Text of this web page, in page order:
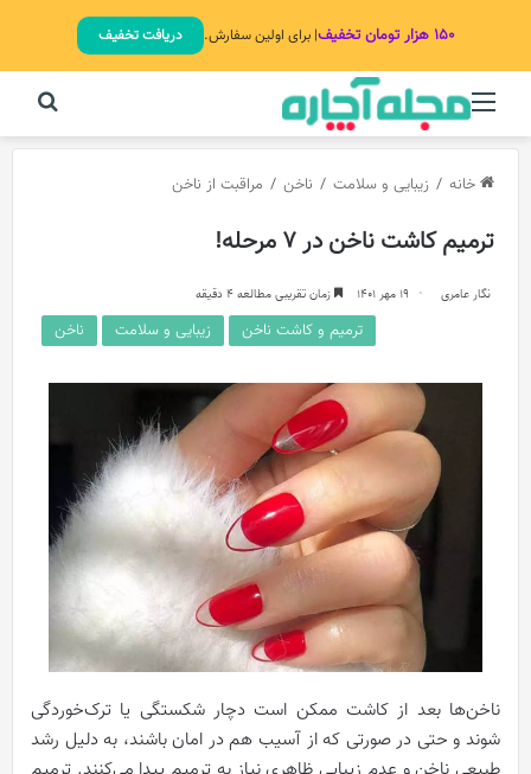
۱۵۰ هزار تومان تخفیف | برای اولین سفارش. دریافت تخفیف
منو
خانه / زیبایی و سلامت / ناخن / مراقبت از ناخن
ترمیم کاشت ناخن در 7 مرحله!
نگار عامری 19 مهر 1401 زمان تقریبی مطالعه 4 دقیقه
ترمیم و کاشت ناخن زیبایی و سلامت ناخن
ناخن‌ها بعد از کاشت ممکن است دچار شکستگی یا ترک‌خوردگی
شوند و حتی در صورتی که از آسیب هم در امان باشند، به دلیل رشد